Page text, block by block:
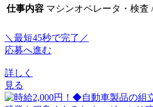
仕事内容 マシンオペレータ・検査
＼最短45秒で完了／
応募へ進む
詳しく
見る